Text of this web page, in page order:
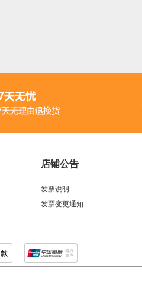
感器 (2) RTC模块 (2) 以
(2) 交互传感器 (3) USB
派 (2) LCD/LED/显示屏 (2)
Gravity系列连接线 (11) 跳
轮子 (10) Xbee / Zigbee (2)
其它（弃用） (3)
店铺公告
发票说明
发票变更通知